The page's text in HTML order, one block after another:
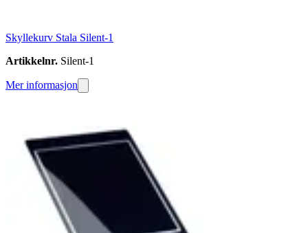
Skyllekurv Stala Silent-1
Artikkelnr. Silent-1
Mer informasjon